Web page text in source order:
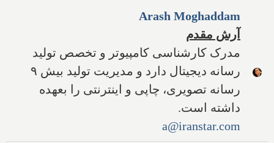
Arash Moghaddam
آرش مقدم
مدرک کارشناسی کامپیوتر و تخصص تولید
رسانه دیجیتال دارد و مدیریت تولید بیش ۹
رسانه تصویری، چاپی و اینترنتی را بعهده
داشته است.
a@iranstar.com